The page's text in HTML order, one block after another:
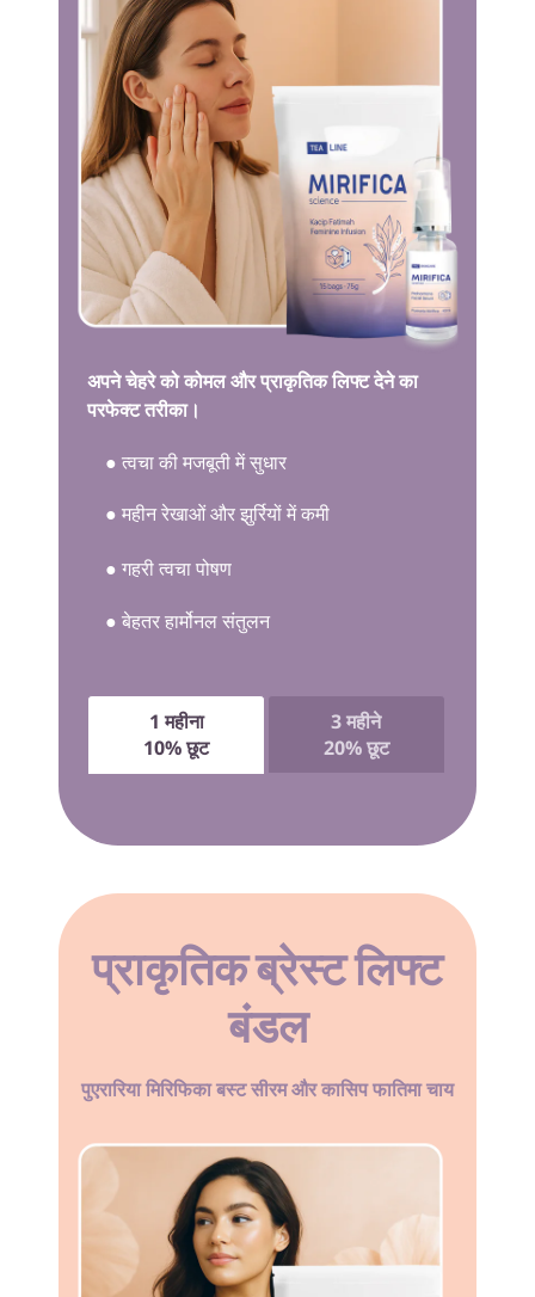
अपने चेहरे को कोमल और प्राकृतिक लिफ्ट देने का
परफेक्ट तरीका।
● त्वचा की मजबूती में सुधार
● महीन रेखाओं और झुर्रियों में कमी
● गहरी त्वचा पोषण
● बेहतर हार्मोनल संतुलन
1 महीना
10% छूट
3 महीने
20% छूट
प्राकृतिक ब्रेस्ट लिफ्ट
बंडल
पुएरारिया मिरिफिका बस्ट सीरम और कासिप फातिमा चाय